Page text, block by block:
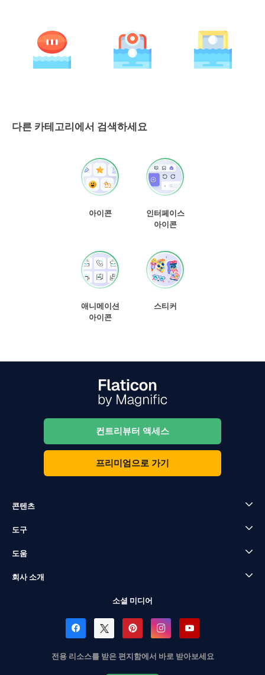
다른 카테고리에서 검색하세요
아이콘
인터페이스
아이콘
애니메이션
아이콘
스티커
컨트리뷰터 액세스
프리미엄으로 가기
콘텐츠
도구
도움
회사 소개
소셜 미디어
전용 리소스를 받은 편지함에서 바로 받아보세요